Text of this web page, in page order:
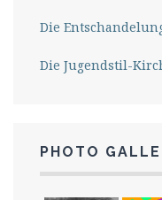
Die
Die Jugendstil-
PHOTO